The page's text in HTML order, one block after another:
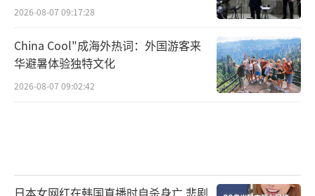
2026-08-07 09:17:28
China Cool"成海外热词：外国游客来
华避暑体验独特文化
2026-08-07 09:02:42
日本女网红在韩国直播时自杀身亡 悲剧